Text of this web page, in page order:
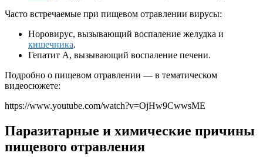
Часто встречаемые при пищевом отравлении вирусы:
Норовирус, вызывающий воспаление желудка и
кишечника.
Гепатит А, вызывающий воспаление печени.
Подробно о пищевом отравлении — в тематическом
видеосюжете:
https://www.youtube.com/watch?v=OjHw9CwwsME
Паразитарные и химические причины
пищевого отравления